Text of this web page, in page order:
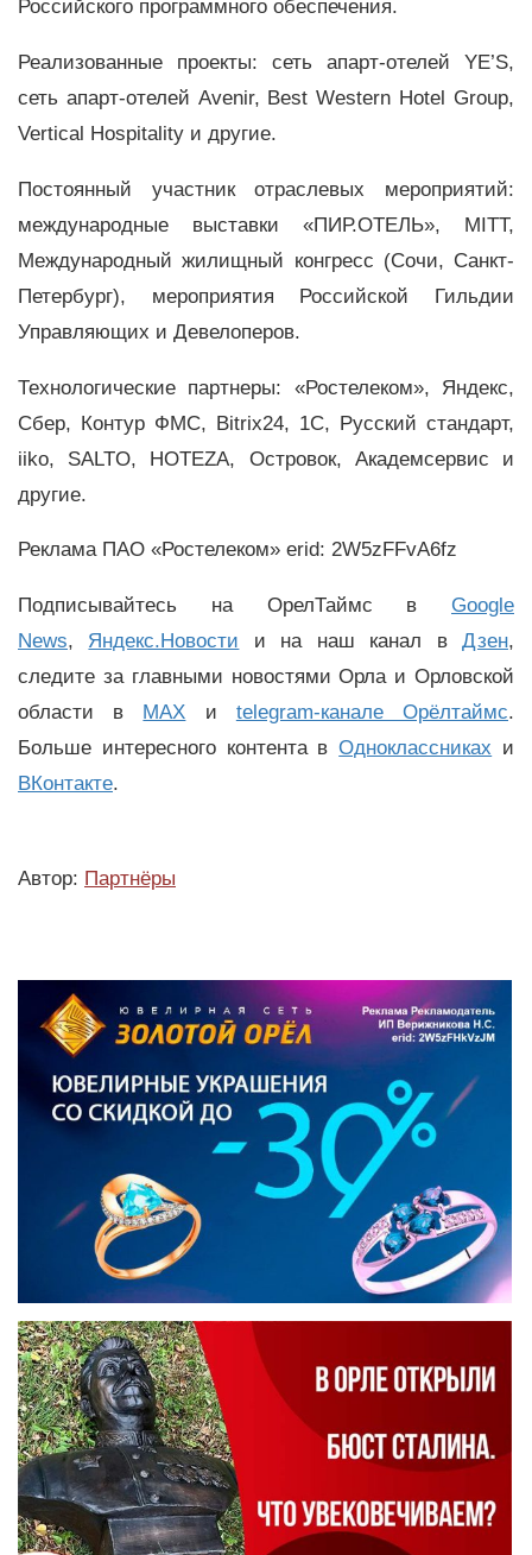
Российского программного обеспечения.
Реализованные проекты: сеть апарт-отелей YE’S,
сеть апарт-отелей Avenir, Best Western Hotel Group,
Vertical Hospitality и другие.
Постоянный участник отраслевых мероприятий:
международные выставки «ПИР.ОТЕЛЬ», MITT,
Международный жилищный конгресс (Сочи, Санкт-
Петербург), мероприятия Российской Гильдии
Управляющих и Девелоперов.
Технологические партнеры: «Ростелеком», Яндекс,
Сбер, Контур ФМС, Bitrix24, 1С, Русский стандарт,
iiko, SALTO, HOTEZA, Островок, Академсервис и
другие.
Реклама ПАО «Ростелеком» erid: 2W5zFFvA6fz
Подписывайтесь на ОрелТаймс в Google
News, Яндекс.Новости и на наш канал вДзен,
следите за главными новостями Орла и Орловской
области в MAX и telegram-канале Орёлтаймс.
Больше интересного контента вОдноклассниках и
ВКонтакте.
Автор: Партнёры